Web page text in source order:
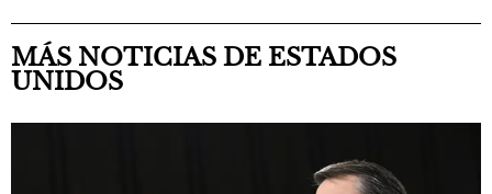
MÁS NOTICIAS DE ESTADOS
UNIDOS